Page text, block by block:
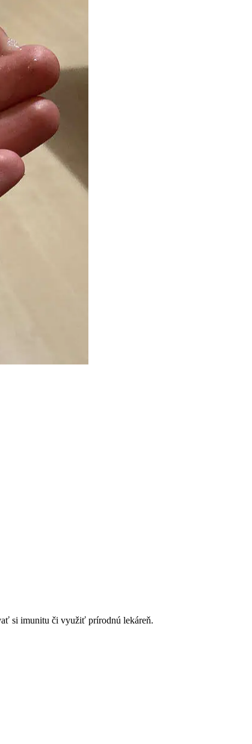
si imunitu či využiť prírodnú lekáreň.